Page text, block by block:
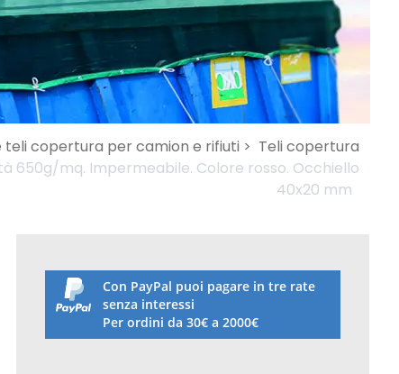
teli copertura per camion e rifiuti > Teli copertura
650g/mq. Impermeabile. Colore rosso. Occhiello
40x20 mm
Con PayPal puoi pagare in tre rate
senza interessi
Per ordini da 30€ a 2000€